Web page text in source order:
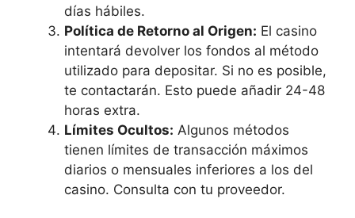
días hábiles.
Política de Retorno al Origen: El casino
intentará devolver los fondos al método
utilizado para depositar. Si no es posible,
te contactarán. Esto puede añadir 24-48
horas extra.
Límites Ocultos: Algunos métodos
tienen límites de transacción máximos
diarios o mensuales inferiores a los del
casino. Consulta con tu proveedor.